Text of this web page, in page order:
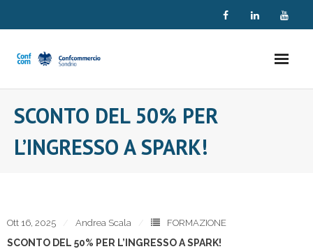
SCONTO DEL 50% PER
L’INGRESSO A SPARK!
Ott 16, 2025 Andrea Scala FORMAZIONE
SCONTO DEL 50% PER L’INGRESSO A SPARK!